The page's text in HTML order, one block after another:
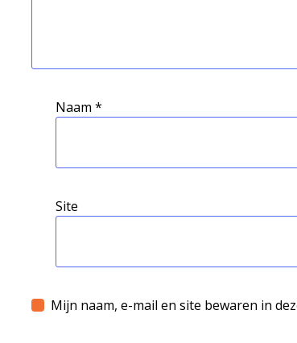
Naam *
Site
Mijn naam, e-mail en site bewaren in